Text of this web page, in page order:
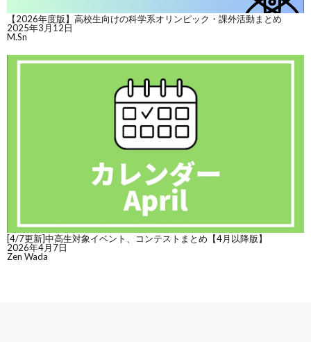
【2026年度版】高校生向けの科学系オリンピック・課外活動まとめ
2025年3月12日
M.Sn
[4/7更新]中高生対象イベント、コンテストまとめ【4月以降版】
2026年4月7日
Zen Wada